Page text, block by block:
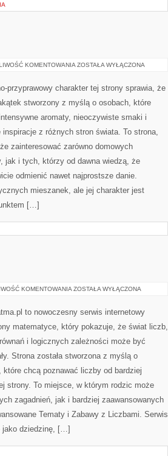
KOMENTOWANIA PERFUMY
ZOSTAŁA WYŁĄCZONA
przyprawowy charakter tej strony sprawia, że
stworzony z myślą o osobach, które
aromaty, nieoczywiste smaki i
inspiracje z różnych stron świata. To strona,
zainteresować zarówno domowych
jak i tych, którzy od dawna wiedzą, że
odmienić nawet najprostsze danie.
mieszanek, ale jej charakter jest
[…]
KOMENTOWANIA HISTORIA
ZOSTAŁA WYŁĄCZONA
to nowoczesny serwis internetowy
matematyce, który pokazuje, że świat liczb,
i logicznych zależności może być
Strona została stworzona z myślą o
które chcą poznawać liczby od bardziej
strony. To miejsce, w którym rodzic może
zagadnień, jak i bardziej zaawansowanych
Tematy i Zabawy z Liczbami. Serwis
jako dziedzinę, […]